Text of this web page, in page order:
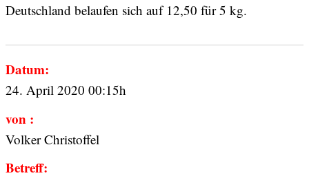
Deutschland belaufen sich auf 12,50 für 5 kg.
Datum:
24. April 2020 00:15h
von :
Volker Christoffel
Betreff: